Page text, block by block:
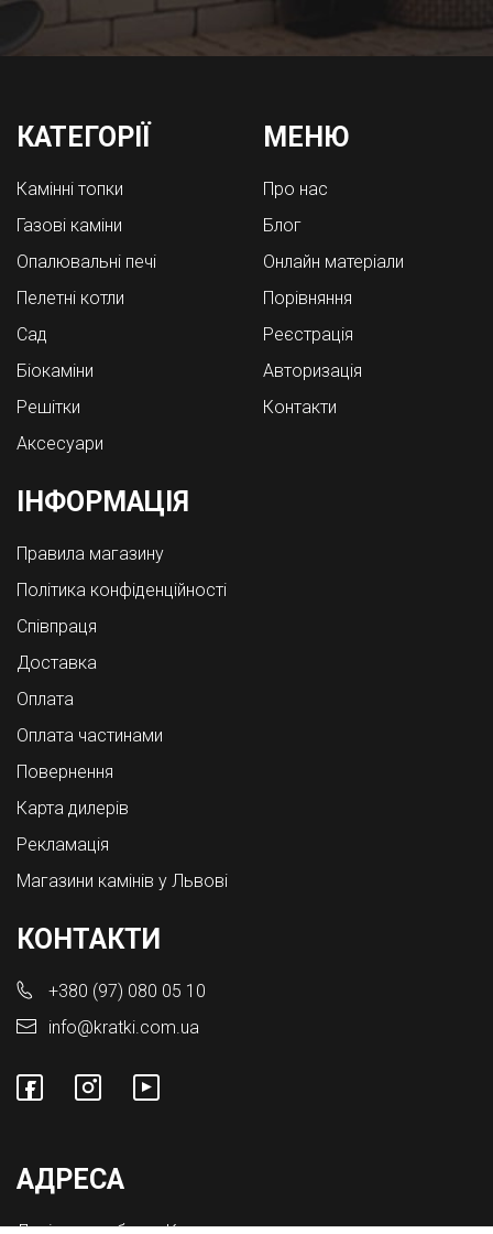
КАТЕГОРІЇ
Камінні топки
Газові каміни
Опалювальні печі
Пелетні котли
Cад
Біокаміни
Решітки
Аксесуари
МЕНЮ
Про нас
Блог
Онлайн матеріали
Порівняння
Реєстрація
Авторизація
Контакти
ІНФОРМАЦІЯ
Правила магазину
Політика конфіденційності
Співпраця
Доставка
Оплата
Оплата частинами
Повернення
Карта дилерів
Рекламація
Магазини камінів у Львові
КОНТАКТИ
+380 (97) 080 05 10
info@kratki.com.ua
АДРЕСА